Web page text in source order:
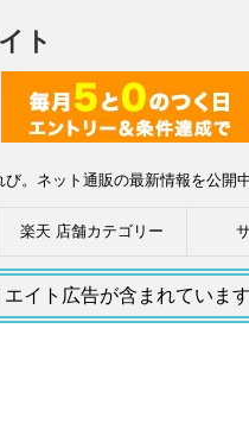
ト
。ネット通販の最新情報を公開
楽天 店舗カテゴリー
イト広告が含まれています